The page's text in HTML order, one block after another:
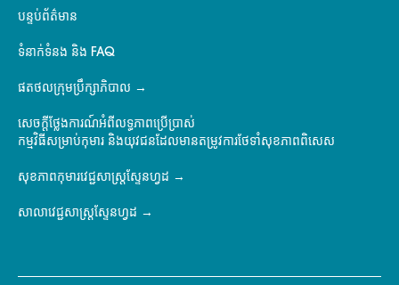
បន្ទប់ព័ត៌មាន
ទំនាក់ទំនង និង FAQ
ផតថលក្រុមប្រឹក្សាភិបាល
សេចក្តីថ្លែងការណ៍អំពីលទ្ធភាពប្រើប្រាស់
កម្មវិធីសម្រាប់កុមារ និងយុវជនដែលមានតម្រូវការថែទាំសុខភាពពិសេស
សុខភាពកុមារវេជ្ជសាស្ត្រស្ទែនហ្វដ
សាលាវេជ្ជសាស្ត្រស្ទែនហ្វដ